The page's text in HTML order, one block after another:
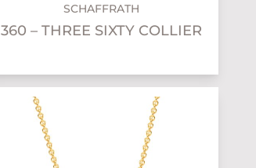
SCHAFFRATH
360 – THREE SIXTY COLLIER